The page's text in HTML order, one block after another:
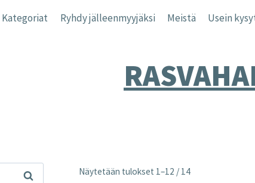
Kategoriat Ryhdy jälleenmyyjäksi Meistä Usein
Näytetään tulokset 1–12 / 14
Haku